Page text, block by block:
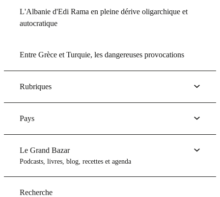
L'Albanie d'Edi Rama en pleine dérive oligarchique et
autocratique
Entre Grèce et Turquie, les dangereuses provocations
Rubriques
Pays
Le Grand Bazar
Podcasts, livres, blog, recettes et agenda
Recherche